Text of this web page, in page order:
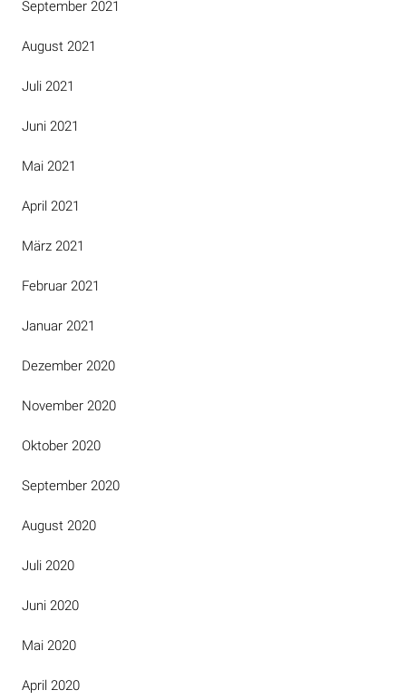
September 2021
August 2021
Juli 2021
Juni 2021
Mai 2021
April 2021
März 2021
Februar 2021
Januar 2021
Dezember 2020
November 2020
Oktober 2020
September 2020
August 2020
Juli 2020
Juni 2020
Mai 2020
April 2020